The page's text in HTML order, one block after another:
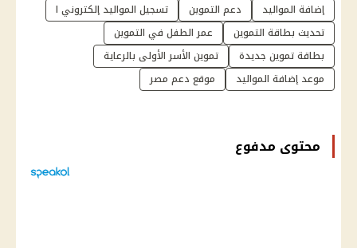
إضافة المواليد دعم التموين
تسجيل المواليد إلكتروني ا
تحديث بطاقة التموين
عمر الطفل في التموين
بطاقة تموين جديدة
تموين الأسر الأولى بالرعاية
موعد إضافة المواليد
موقع دعم مصر
محتوى مدفوع